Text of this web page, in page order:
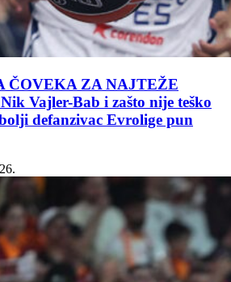
ČOVEKA ZA NAJTEŽE
Vajler-Bab i zašto nije teško
defanzivac Evrolige pun